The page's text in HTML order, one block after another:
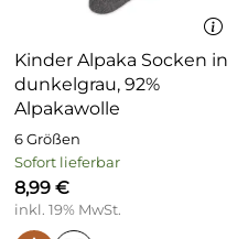
Kinder Alpaka Socken in
dunkelgrau, 92%
Alpakawolle
6 Größen
Sofort lieferbar
8,99 €
inkl. 19% MwSt.